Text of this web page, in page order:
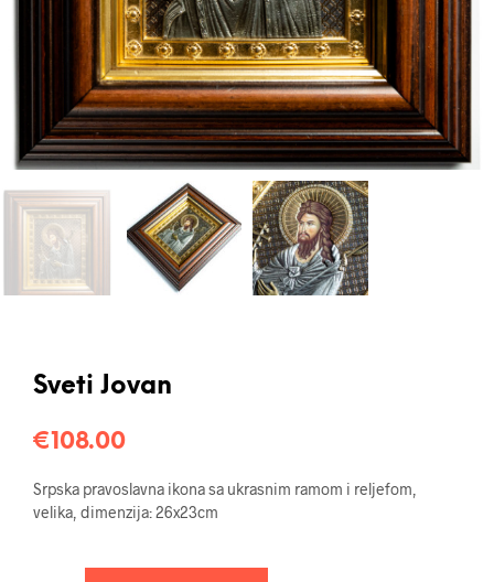
Sveti Jovan
€108.00
Srpska pravoslavna ikona sa ukrasnim ramom i reljefom,
velika, dimenzija: 26x23cm